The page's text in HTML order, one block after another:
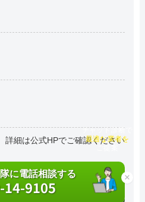
詳細は公式HPでご確認ください
に電話相談する
14-9105 ×
チャット診断で
最適な業者を